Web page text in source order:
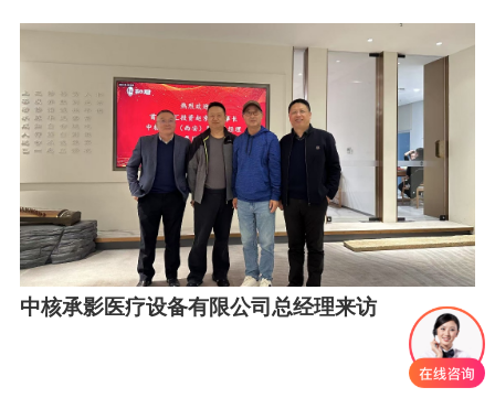
中核承影医疗设备有限公司总经理来访